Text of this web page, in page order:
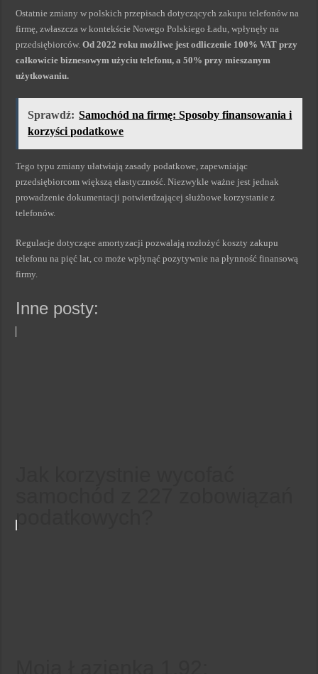
Ostatnie zmiany w polskich przepisach dotyczących zakupu telefonów na
firmę, zwłaszcza w kontekście Nowego Polskiego Ładu, wpłynęły na
przedsiębiorców.Od 2022 roku możliwe jest odliczenie 100% VAT przy
całkowicie biznesowym użyciu telefonu, a 50% przy mieszanym
użytkowaniu.
Sprawdź: Samochód na firmę: Sposoby finansowania i
korzyści podatkowe
Tego typu zmiany ułatwiają zasady podatkowe, zapewniając
przedsiębiorcom większą elastyczność. Niezwykle ważne jest jednak
prowadzenie dokumentacji potwierdzającej służbowe korzystanie z
telefonów.
Regulacje dotyczące amortyzacji pozwalają rozłożyć koszty zakupu
telefonu na pięć lat, co może wpłynąć pozytywnie na płynność finansową
firmy.
Inne posty:
podatkowych?